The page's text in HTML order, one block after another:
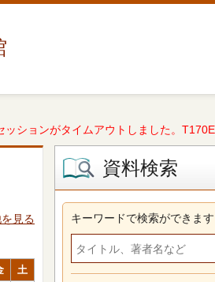
ションがタイムアウトしました。
見る
土
資料検索
キーワードで検索ができます